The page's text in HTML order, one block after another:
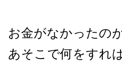
お金がなかったの
あそこで何をすれ